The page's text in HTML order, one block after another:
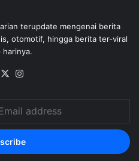
terupdate mengenai berita
otomotif, hingga berita ter-viral
harinya.
Facebook
X